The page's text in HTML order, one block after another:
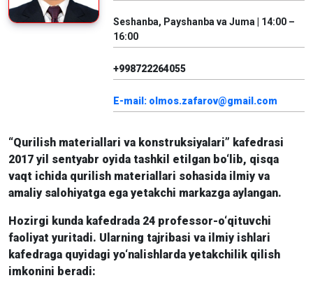
Seshanba, Payshanba va Juma | 14:00 –
16:00
+998722264055
E-mail: olmos.zafarov@gmail.com
“Qurilish materiallari va konstruksiyalari” kafedrasi
2017 yil sentyabr oyida tashkil etilgan bo‘lib, qisqa
vaqt ichida qurilish materiallari sohasida ilmiy va
amaliy salohiyatga ega yetakchi markazga aylangan.
Hozirgi kunda kafedrada 24 professor-o‘qituvchi
faoliyat yuritadi. Ularning tajribasi va ilmiy ishlari
kafedraga quyidagi yo‘nalishlarda yetakchilik qilish
imkonini beradi: